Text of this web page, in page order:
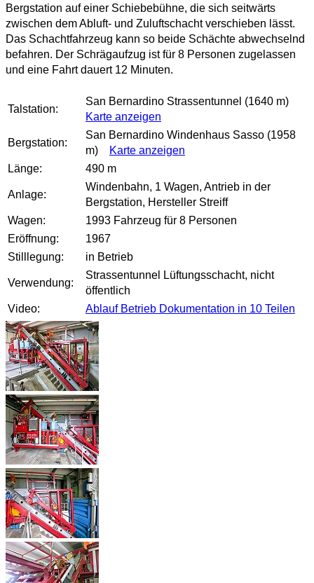
Bergstation auf einer Schiebebühne, die sich seitwärts
zwischen dem Abluft- und Zuluftschacht verschieben lässt.
Das Schachtfahrzeug kann so beide Schächte abwechselnd
befahren. Der Schrägaufzug ist für 8 Personen zugelassen
und eine Fahrt dauert 12 Minuten.
Talstation:
San Bernardino Strassentunnel (1640 m)
Karte anzeigen
Bergstation:
San Bernardino Windenhaus Sasso (1958
m)
Karte anzeigen
Länge:
490 m
Anlage:
Windenbahn, 1 Wagen, Antrieb in der
Bergstation, Hersteller Streiff
Wagen:
1993 Fahrzeug für 8 Personen
Eröffnung:
1967
Stilllegung:
in Betrieb
Verwendung:
Strassentunnel Lüftungsschacht, nicht
öffentlich
Video:
Ablauf Betrieb Dokumentation in 10 Teilen